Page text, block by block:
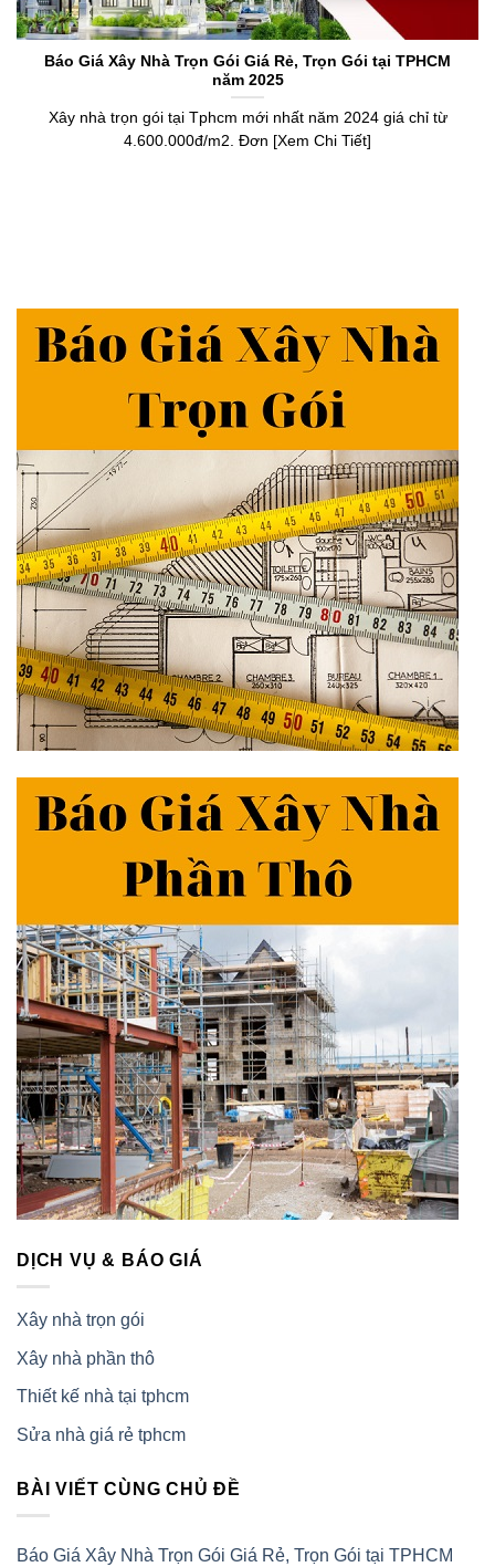
Báo Giá Xây Nhà Trọn Gói Giá Rẻ, Trọn Gói tại TPHCM
năm 2025
Xây nhà trọn gói tại Tphcm mới nhất năm 2024 giá chỉ từ
4.600.000đ/m2. Đơn [Xem Chi Tiết]
DỊCH VỤ & BÁO GIÁ
Xây nhà trọn gói
Xây nhà phần thô
Thiết kế nhà tại tphcm
Sửa nhà giá rẻ tphcm
BÀI VIẾT CÙNG CHỦ ĐỀ
Báo Giá Xây Nhà Trọn Gói Giá Rẻ, Trọn Gói tại TPHCM